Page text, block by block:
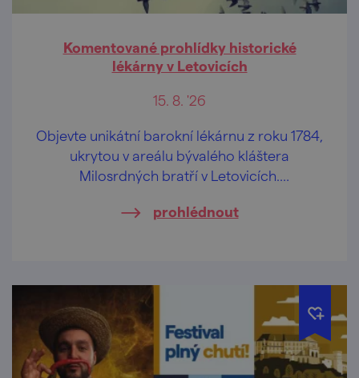
Komentované prohlídky historické
lékárny v Letovicích
15. 8. '26
Objevte unikátní barokní lékárnu z roku 1784,
ukrytou v areálu bývalého kláštera
Milosrdných bratří v Letovicích.
autenticky dochovaného interiéru, který
prohlédnout